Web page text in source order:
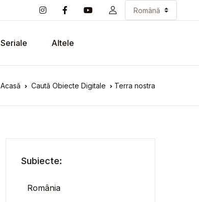
Seriale Altele
Acasă Caută Obiecte Digitale Terra nostra
Subiecte:
România